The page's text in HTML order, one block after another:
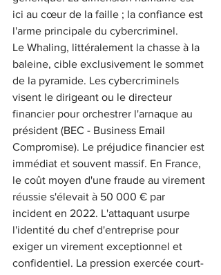
ici au cœur de la faille ; la confiance est
l'arme principale du cybercriminel.
Le Whaling, littéralement la chasse à la
baleine, cible exclusivement le sommet
de la pyramide. Les cybercriminels
visent le dirigeant ou le directeur
financier pour orchestrer l'arnaque au
président (BEC - Business Email
Compromise). Le préjudice financier est
immédiat et souvent massif. En France,
le coût moyen d'une fraude au virement
réussie s'élevait à 50 000 € par
incident en 2022. L'attaquant usurpe
l'identité du chef d'entreprise pour
exiger un virement exceptionnel et
confidentiel. La pression exercée court-